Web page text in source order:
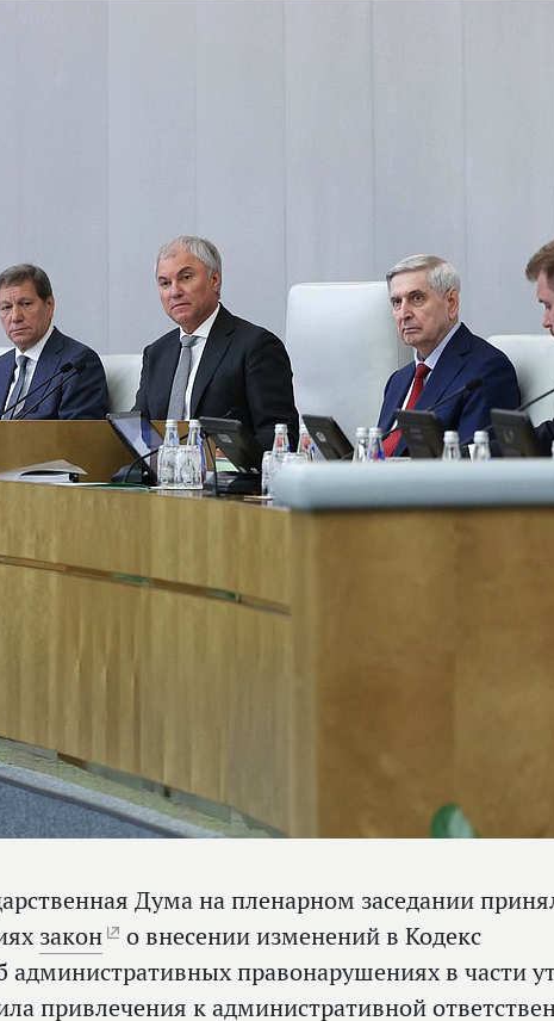
Дума на пленарном заседании
закон
о внесении изменений в Кодекс
административных правонарушениях в части
привлечения к административной